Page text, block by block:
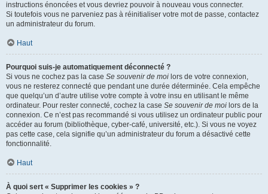
instructions énoncées et vous devriez pouvoir à nouveau vous connecter.
Si toutefois vous ne parveniez pas à réinitialiser votre mot de passe, contactez
un administrateur du forum.
Haut
Pourquoi suis-je automatiquement déconnecté ?
Si vous ne cochez pas la case Se souvenir de moi lors de votre connexion,
vous ne resterez connecté que pendant une durée déterminée. Cela empêche
que quelqu’un d’autre utilise votre compte à votre insu en utilisant le même
ordinateur. Pour rester connecté, cochez la case Se souvenir de moi lors de la
connexion. Ce n’est pas recommandé si vous utilisez un ordinateur public pour
accéder au forum (bibliothèque, cyber-café, université, etc.). Si vous ne voyez
pas cette case, cela signifie qu’un administrateur du forum a désactivé cette
fonctionnalité.
Haut
À quoi sert « Supprimer les cookies » ?